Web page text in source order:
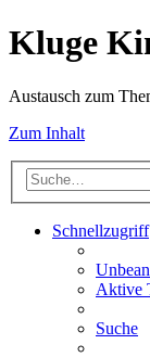
Kluge
Austausch zum
Zum Inhalt
Schnellzugriff
Aktive
Suche